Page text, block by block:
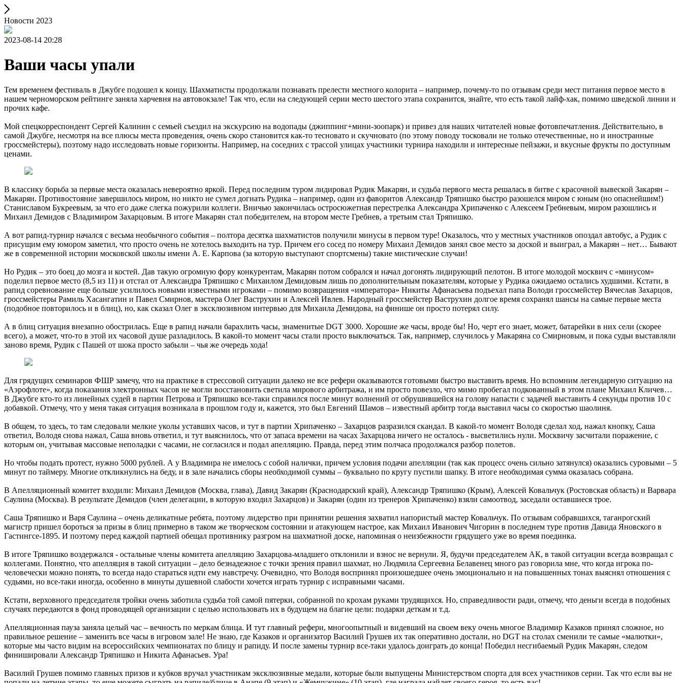
Новости 2023
2023-08-14 20:28
Ваши часы упали
Тем временем фестиваль в Джубге подошел к концу. Шахматисты продолжали познавать прелести местного колорита – например, почему-то по отзывам среди мест питания первое место в
нашем черноморском рейтинге заняла харчевня на автовокзале! Так что, если на следующей серии место шестого этапа сохранится, знайте, что есть такой лайф-хак, помимо шведской линии и
прочих кафе.
Мой спецкорреспондент Сергей Калинин с семьей съездил на экскурсию на водопады (джиппинг+мини-зоопарк) и привез для наших читателей новые фотовпечатления. Действительно, в
самой Джубге, несмотря на все плюсы места проведения, очень скоро становится как-то тесновато и скучновато (по этому поводу тосковали не только отечественные, но и иностранные
гроссмейстеры), поэтому надо исследовать новые горизонты. Например, на соседних с трассой улицах участники турнира находили и интересные пейзажи, и вкусные фрукты по доступным
ценами.
В классику борьба за первые места оказалась невероятно яркой. Перед последним туром лидировал Рудик Макарян, и судьба первого места решалась в битве с красочной вывеской Закарян –
Макарян. Противостояние завершилось миром, но никто не сумел догнать Рудика – например, один из фаворитов Александр Тряпишко быстро разошелся миром с юным (но опаснейшим!)
Станиславом Букреевым, за что его даже слегка пожурили коллеги. Вничью закончилась остросюжетная перестрелка Александра Хрипаченко с Алексеем Гребневым, миром разошлись и
Михаил Демидов с Владимиром Захарцовым. В итоге Макарян стал победителем, на втором месте Гребнев, а третьим стал Тряпишко.
А вот рапид-турнир начался с весьма необычного события – полтора десятка шахматистов получили минусы в первом туре! Оказалось, что у местных участников опоздал автобус, а Рудик с
присущим ему юмором заметил, что просто очень не хотелось выходить на тур. Причем его сосед по номеру Михаил Демидов занял свое место за доской и выиграл, а Макарян – нет… Бывают
же в современной истории московской школы имени А. Е. Карпова (за которую выступают спортсмены) такие мистические случаи!
Но Рудик – это боец до мозга и костей. Дав такую огромную фору конкурентам, Макарян потом собрался и начал догонять лидирующий пелотон. В итоге молодой москвич с «минусом»
поделил первое место (8,5 из 11) и отстал от Александра Тряпишко с Михаилом Демидовым лишь по дополнительным показателям, которые у Рудика ожидаемо остались худшими. Кстати, в
рапид соревнование еще больше усилилось новыми известными игроками – помимо возвращения «императора» Никиты Афанасьева подъехал папа Володи гроссмейстер Вячеслав Захарцов,
гроссмейстеры Рамиль Хасангатин и Павел Смирнов, мастера Олег Ваструхин и Алексей Ивлев. Народный гроссмейстер Ваструхин долгое время сохранял шансы на самые первые места
(подобное повторилось и в блиц), но, как сказал Олег в эксклюзивном интервью для Михаила Демидова, на финише он просто потерял силу.
А в блиц ситуация внезапно обострилась. Еще в рапид начали барахлить часы, знаменитые DGT 3000. Хорошие же часы, вроде бы! Но, черт его знает, может, батарейки в них сели (скорее
всего), а может, что-то в этой их часовой душе разладилось. В какой-то момент часы стали просто выключаться. Так, например, случилось у Макаряна со Смирновым, и пока судьи выставляли
заново время, Рудик с Пашей от шока просто забыли – чья же очередь хода!
Для грядущих семинаров ФШР замечу, что на практике в стрессовой ситуации далеко не все рефери оказываются готовыми быстро выставить время. Но вспомним легендарную ситуацию на
«Аэрофлоте», когда показания электронных часов не могли восстановить светила мирового арбитража, и им просто повезло, что мимо пробегал подкованный в этом плане Михаил Кличев…
В Джубге кто-то из линейных судей в партии Петрова и Тряпишко все-таки справился после минут волнений от обрушившейся на голову напасти с задачей выставить 4 секунды против 10 с
добавкой. Отмечу, что у меня такая ситуация возникала в прошлом году и, кажется, это был Евгений Шамов – известный арбитр тогда выставил часы со скоростью шаолиня.
В общем, то здесь, то там следовали мелкие уколы уставших часов, и тут в партии Хрипаченко – Захарцов разразился скандал. В какой-то момент Володя сделал ход, нажал кнопку, Саша
ответил, Володя снова нажал, Саша вновь ответил, и тут выяснилось, что от запаса времени на часах Захарцова ничего не осталось - высветились нули. Москвичу засчитали поражение, с
которым он, учитывая массовые неполадки с часами, не согласился и подал апелляцию. Правда, перед этим полчаса продолжался разбор полетов.
Но чтобы подать протест, нужно 5000 рублей. А у Владимира не имелось с собой налички, причем условия подачи апелляции (так как процесс очень сильно затянулся) оказались суровыми – 5
минут по таймеру. Многие откликнулись на беду, и в зале начались сборы необходимой суммы – буквально по кругу пустили шапку. В итоге необходимая сумма оказалась собрана.
В Апелляционный комитет входили: Михаил Демидов (Москва, глава), Давид Закарян (Краснодарский край), Александр Тряпишко (Крым), Алексей Ковальчук (Ростовская область) и Варвара
Саулина (Москва). В результате Демидов (член делегации, в которую входил Захарцов) и Закарян (один из тренеров Хрипаченко) взяли самоотвод, заседали оставшиеся трое.
Саша Тряпишко и Варя Саулина – очень деликатные ребята, поэтому лидерство при принятии решения захватил напористый мастер Ковальчук. По отзывам собравшихся, таганрогский
магистр пришел бороться за призы в блиц примерно в таком же творческом состоянии и атакующем настрое, как Михаил Иванович Чигорин в последнем туре против Давида Яновского в
Гастингсе-1895. И поэтому перед каждой партией обещал противнику разгром на шахматной доске, напоминая о неизбежности грядущего уже во время поединка.
​В итоге Тряпишко воздержался - остальные члены комитета апелляцию Захарцова-младшего отклонили и взнос не вернули. Я, будучи председателем АК, в такой ситуации всегда возвращал с
коллегами. Понятно, что апелляция в такой ситуации – дело безнадежное с точки зрения правил шахмат, но Людмила Сергеевна Белавенец много раз говорила мне, что когда игрока по-
человечески можно понять, то всегда надо стараться идти ему навстречу. Очевидно, что Володя воспринял произошедшее очень эмоционально и на повышенных тонах выяснял отношения с
судьями, но все-таки иногда, особенно в минуты душевной слабости хочется играть турнир с исправными часами.
Кстати, верховного председателя тройки очень заботила судьба той самой пятерки, собранной по крохам руками трудящихся. Но, справедливости ради, отмечу, что деньги всегда в подобных
случаях передаются в фонд проводящей организации с целью использовать их в будущем на благие цели: подарки деткам и т.д.
Апелляционная пауза заняла целый час – вечность по меркам блица. И тут главный рефери, многоопытный и видевший на своем веку очень многое Владимир Казаков принял сложное, но
правильное решение – заменить все часы в игровом зале! Не знаю, где Казаков и организатор Василий Грушев их так оперативно достали, но DGT на столах сменили те самые «малютки»,
которые мы часто видим на всероссийских чемпионатах по блицу и рапиду. И после замены турнир все-таки удалось доиграть до конца! Победил несгибаемый Рудик Макарян, следом
финишировали Александр Тряпишко и Никита Афанасьев. Ура!
Василий Грушев помимо главных призов и кубков вручал участникам эксклюзивные медали, которые были выпущены Министерством спорта для всех участников серии. Так что если вы не